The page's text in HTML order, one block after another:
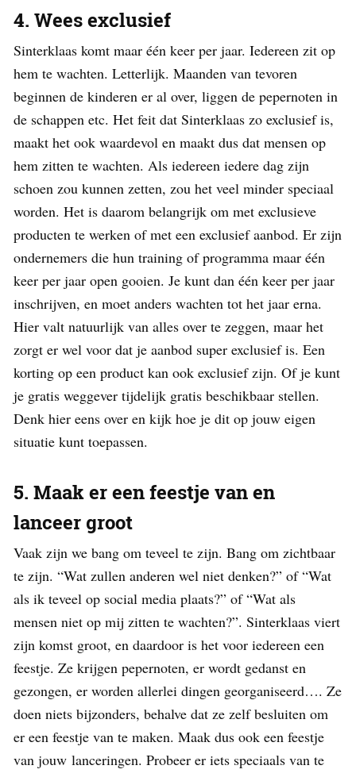
4. Wees exclusief
Sinterklaas komt maar één keer per jaar. Iedereen zit op
hem te wachten. Letterlijk. Maanden van tevoren
beginnen de kinderen er al over, liggen de pepernoten in
de schappen etc. Het feit dat Sinterklaas zo exclusief is,
maakt het ook waardevol en maakt dus dat mensen op
hem zitten te wachten. Als iedereen iedere dag zijn
schoen zou kunnen zetten, zou het veel minder speciaal
worden. Het is daarom belangrijk om met exclusieve
producten te werken of met een exclusief aanbod. Er zijn
ondernemers die hun training of programma maar één
keer per jaar open gooien. Je kunt dan één keer per jaar
inschrijven, en moet anders wachten tot het jaar erna.
Hier valt natuurlijk van alles over te zeggen, maar het
zorgt er wel voor dat je aanbod super exclusief is. Een
korting op een product kan ook exclusief zijn. Of je kunt
je gratis weggever tijdelijk gratis beschikbaar stellen.
Denk hier eens over en kijk hoe je dit op jouw eigen
situatie kunt toepassen.
5. Maak er een feestje van en
lanceer groot
Vaak zijn we bang om teveel te zijn. Bang om zichtbaar
te zijn. “Wat zullen anderen wel niet denken?” of “Wat
als ik teveel op social media plaats?” of “Wat als
mensen niet op mij zitten te wachten?”. Sinterklaas viert
zijn komst groot, en daardoor is het voor iedereen een
feestje. Ze krijgen pepernoten, er wordt gedanst en
gezongen, er worden allerlei dingen georganiseerd…. Ze
doen niets bijzonders, behalve dat ze zelf besluiten om
er een feestje van te maken. Maak dus ook een feestje
van jouw lanceringen. Probeer er iets speciaals van te